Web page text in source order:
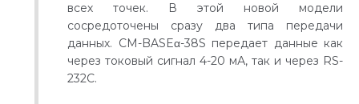
всех точек. В этой новой модели
сосредоточены сразу два типа передачи
данных. CM-BASEα-38S передает данные как
через токовый сигнал 4-20 мА, так и через RS-
232C.